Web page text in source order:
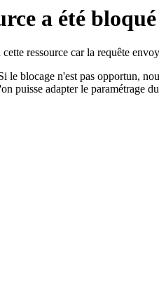
a été bloqué
ressource car la requête
le blocage n'est pas opportun,
puisse adapter le paramétrage